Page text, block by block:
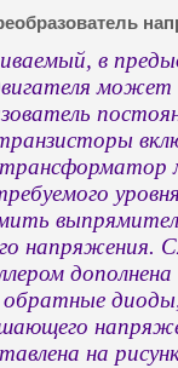
в
может
напряжения.
на